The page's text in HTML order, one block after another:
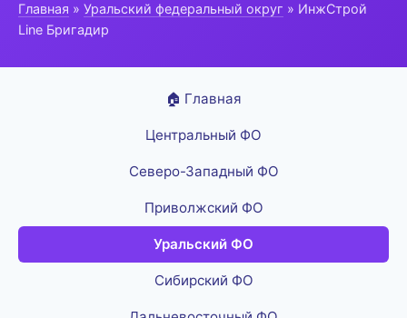
Главная » Уральский федеральный округ » ИнжСтрой
Line Бригадир
🏠 Главная
Центральный ФО
Северо-Западный ФО
Приволжский ФО
Уральский ФО
Сибирский ФО